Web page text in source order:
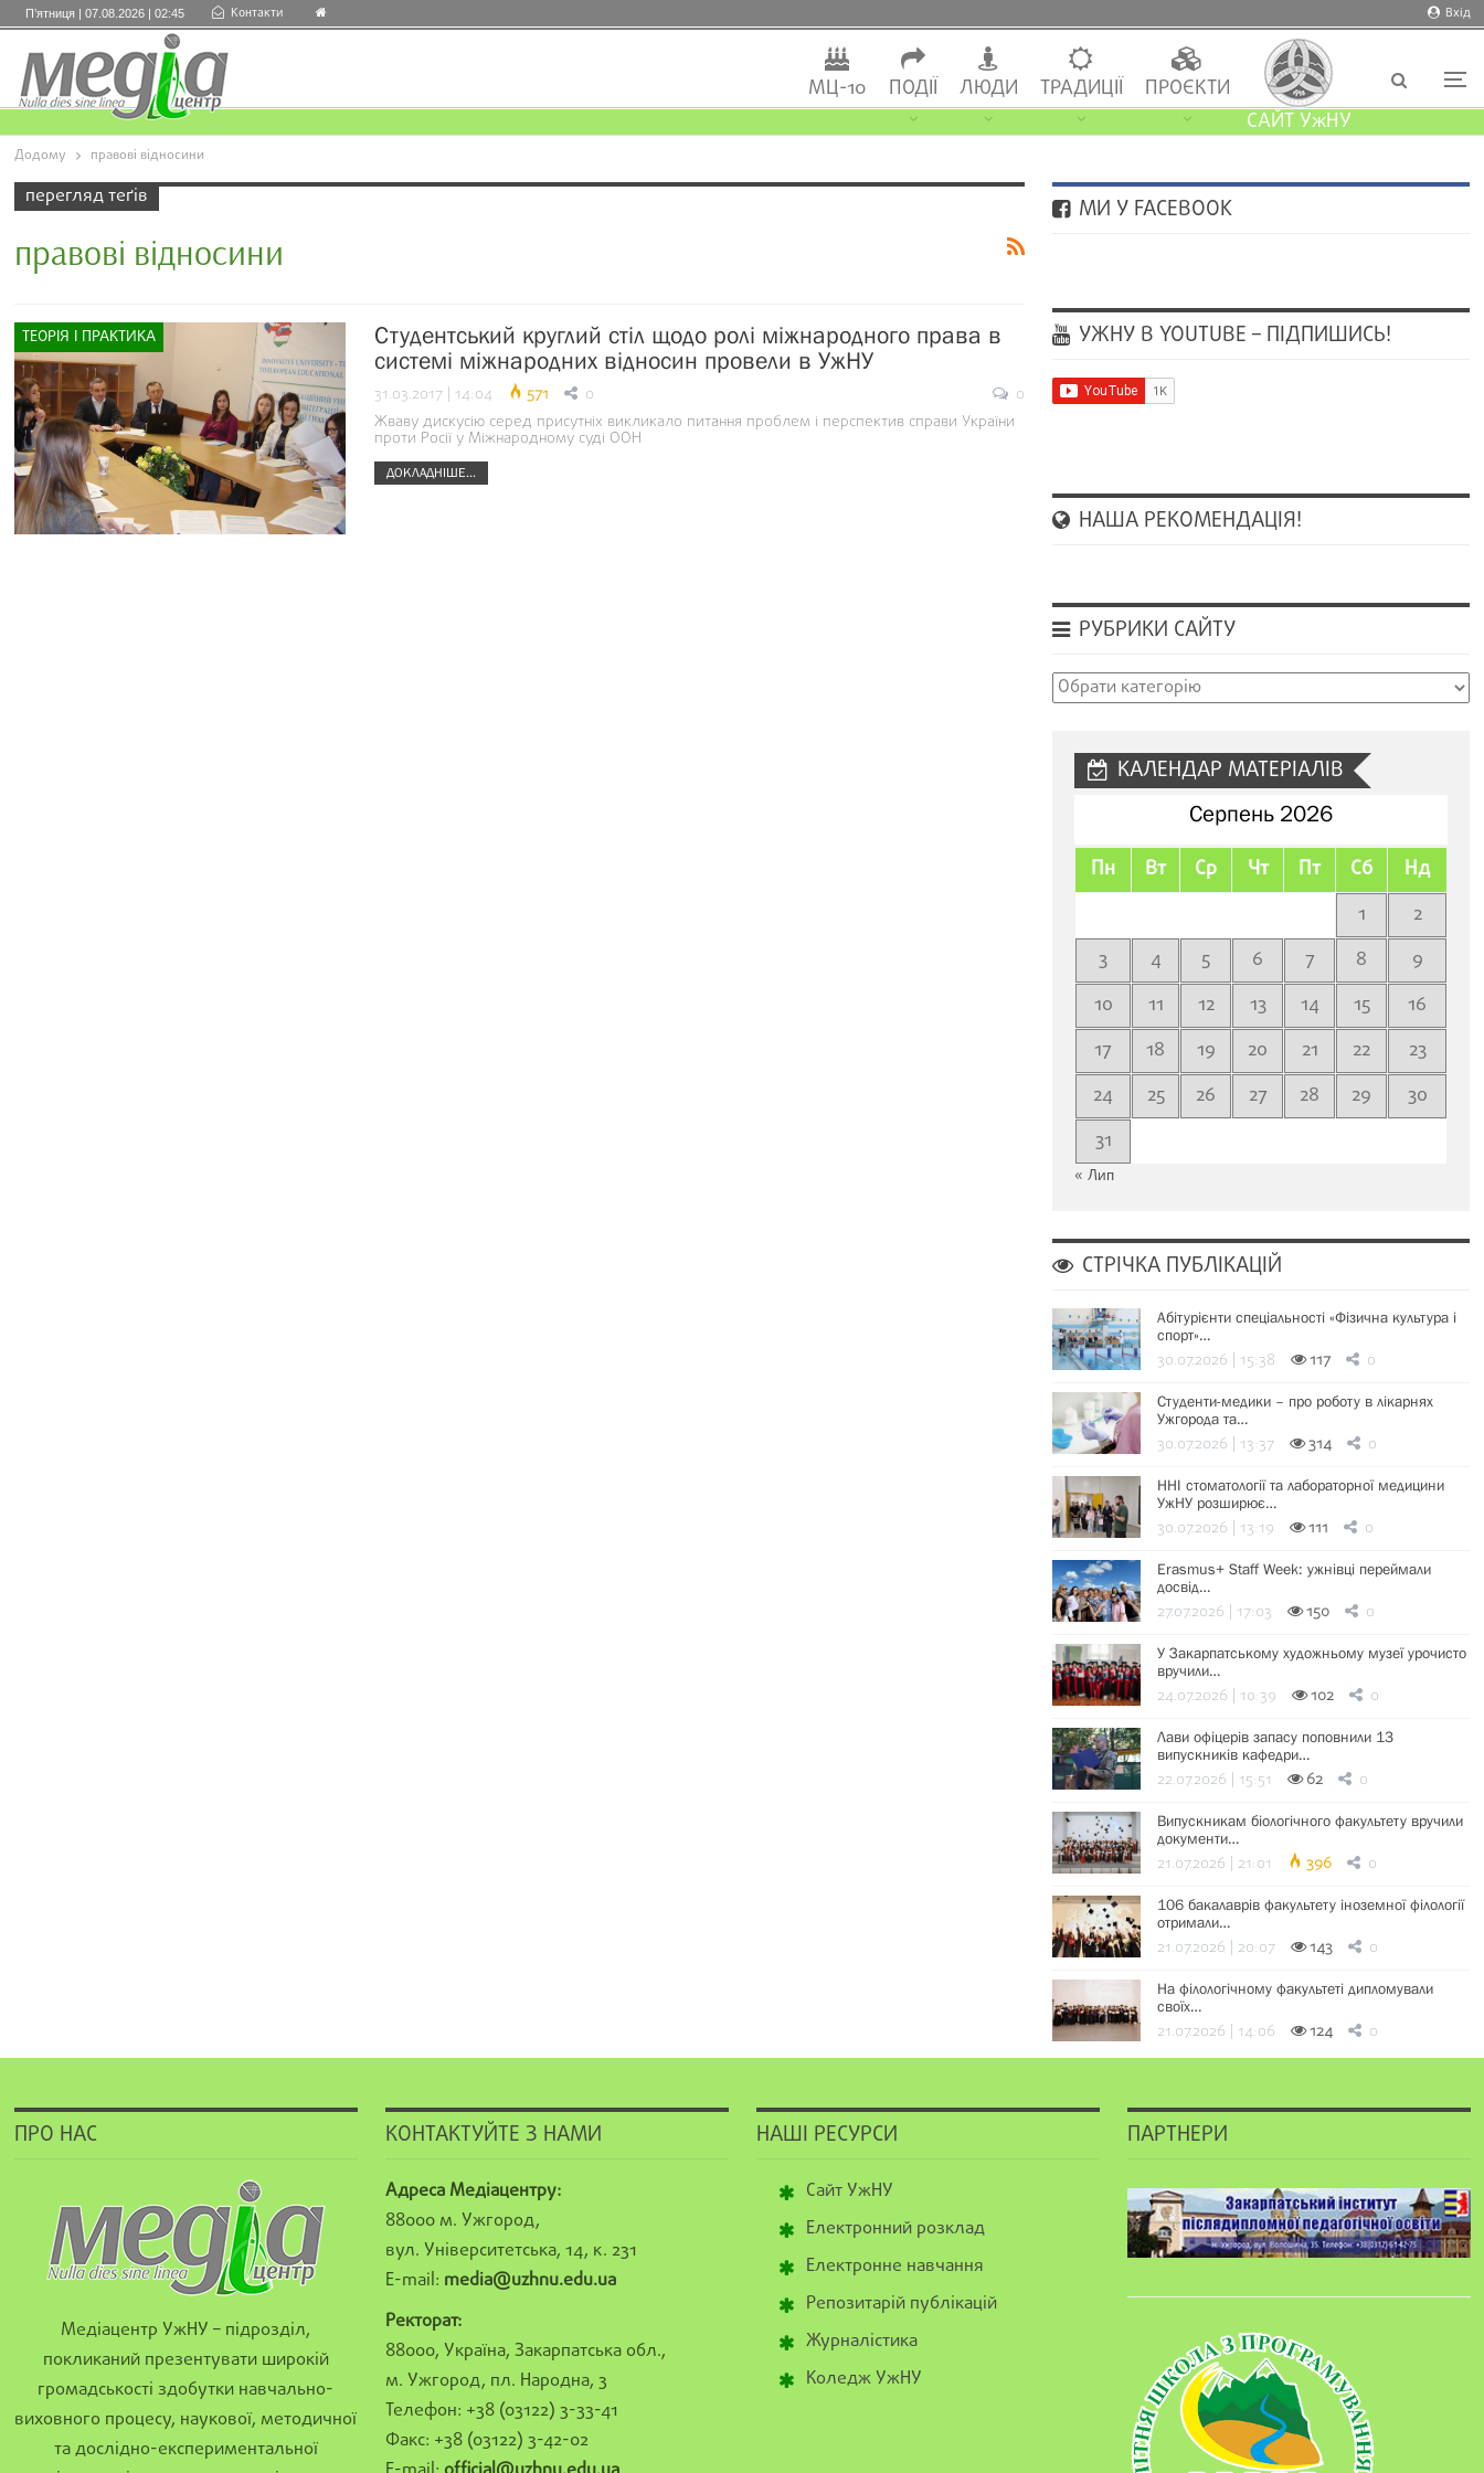
Вхід
П’ятниця | 07.08.2026 | 02:45 Контакти
МЦ-10 ПОДІЇ ЛЮДИ ТРАДИЦІЇ
ПРОЄКТИ
САЙТ УжНУ
Додому правові відносини
перегляд теґів
правові відносини
ТЕОРІЯ І ПРАКТИКА
Студентський круглий стіл щодо ролі міжнародного права в
системі міжнародних відносин провели в УжНУ
31.03.2017 | 14:04 571 0
0
Жваву дискусію серед присутніх викликало питання проблем і перспектив справи України
проти Росії у Міжнародному суді ООН
ДОКЛАДНІШЕ...
МИ У FACEBOOK
УЖНУ В YOUTUBE – ПІДПИШИСЬ!
НАША РЕКОМЕНДАЦІЯ!
РУБРИКИ САЙТУ
Рубрики
КАЛЕНДАР МАТЕРІАЛІВ
Серпень 2026
Пн Вт Ср Чт Пт Сб Нд
1
2
3
4 5 6 7 8
9
10
11 12 13 14 15
16
17
18 19 20 21 22
23
24
25 26 27 28 29
30
31
« Лип
СТРІЧКА ПУБЛІКАЦІЙ
Абітурієнти спеціальності «Фізична культура і
спорт»…
30.07.2026 | 15:38 117 0
Студенти-медики – про роботу в лікарнях
Ужгорода та…
30.07.2026 | 13:37 314 0
ННІ стоматології та лабораторної медицини
УжНУ розширює…
30.07.2026 | 13:19 111 0
Erasmus+ Staff Week: ужнівці переймали
досвід…
27.07.2026 | 17:03 150 0
У Закарпатському художньому музеї урочисто
вручили…
24.07.2026 | 10:39 102 0
Лави офіцерів запасу поповнили 13
випускників кафедри…
22.07.2026 | 15:51 62 0
Випускникам біологічного факультету вручили
документи…
21.07.2026 | 21:01 396 0
106 бакалаврів факультету іноземної філології
отримали…
21.07.2026 | 20:07 143 0
На філологічному факультеті дипломували
своїх…
21.07.2026 | 14:06 124 0
ПРО НАС
Медіацентр УжНУ – підрозділ,
покликаний презентувати широкій
громадськості здобутки навчально-
виховного процесу, наукової, методичної
та дослідно-експериментальної
КОНТАКТУЙТЕ З НАМИ
Адреса Медіацентру:
88000 м. Ужгород,
вул. Університетська, 14, к. 231
E-mail: media@uzhnu.edu.ua
Ректорат:
88000, Україна, Закарпатська обл.,
м. Ужгород, пл. Народна, 3
Телефон: +38 (03122) 3-33-41
Факс: +38 (03122) 3-42-02
НАШІ РЕСУРСИ
Сайт УжНУ
Електронний розклад
Електронне навчання
Репозитарій публікацій
Журналістика
Коледж УжНУ
ПАРТНЕРИ